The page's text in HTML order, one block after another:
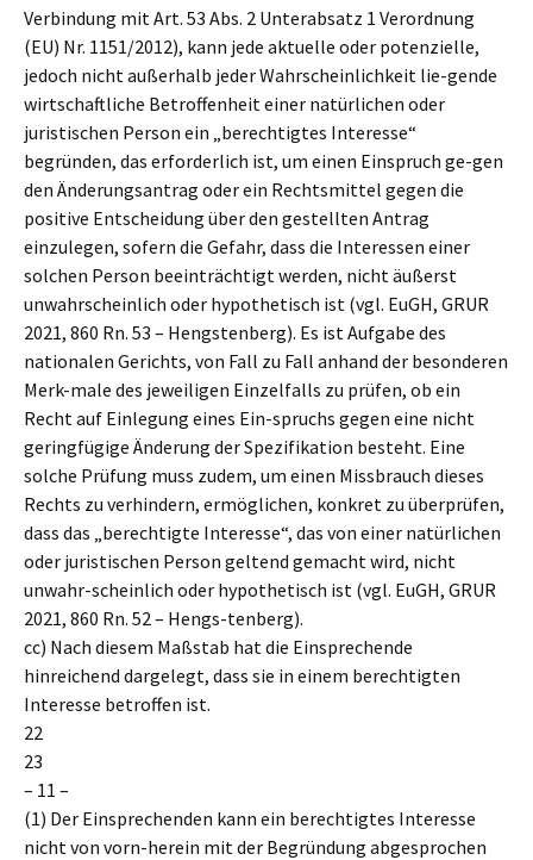
Verbindung mit Art. 53 Abs. 2 Unterabsatz 1 Verordnung
(EU) Nr. 1151/2012), kann jede aktuelle oder potenzielle,
jedoch nicht außerhalb jeder Wahrscheinlichkeit lie-gende
wirtschaftliche Betroffenheit einer natürlichen oder
juristischen Person ein „berechtigtes Interesse“
begründen, das erforderlich ist, um einen Einspruch ge-gen
den Änderungsantrag oder ein Rechtsmittel gegen die
positive Entscheidung über den gestellten Antrag
einzulegen, sofern die Gefahr, dass die Interessen einer
solchen Person beeinträchtigt werden, nicht äußerst
unwahrscheinlich oder hypothetisch ist (vgl. EuGH, GRUR
2021, 860 Rn. 53 – Hengstenberg). Es ist Aufgabe des
nationalen Gerichts, von Fall zu Fall anhand der besonderen
Merk-male des jeweiligen Einzelfalls zu prüfen, ob ein
Recht auf Einlegung eines Ein-spruchs gegen eine nicht
geringfügige Änderung der Spezifikation besteht. Eine
solche Prüfung muss zudem, um einen Missbrauch dieses
Rechts zu verhindern, ermöglichen, konkret zu überprüfen,
dass das „berechtigte Interesse“, das von einer natürlichen
oder juristischen Person geltend gemacht wird, nicht
unwahr-scheinlich oder hypothetisch ist (vgl. EuGH, GRUR
2021, 860 Rn. 52 – Hengs-tenberg).
cc) Nach diesem Maßstab hat die Einsprechende
hinreichend dargelegt, dass sie in einem berechtigten
Interesse betroffen ist.
22
23
– 11 –
(1) Der Einsprechenden kann ein berechtigtes Interesse
nicht von vorn-herein mit der Begründung abgesprochen